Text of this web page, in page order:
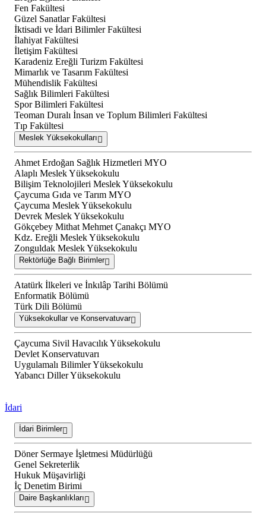
Fen Fakültesi
Güzel Sanatlar Fakültesi
İktisadi ve İdari Bilimler Fakültesi
İlahiyat Fakültesi
İletişim Fakültesi
Karadeniz Ereğli Turizm Fakültesi
Mimarlık ve Tasarım Fakültesi
Mühendislik Fakültesi
Sağlık Bilimleri Fakültesi
Spor Bilimleri Fakültesi
Teoman Duralı İnsan ve Toplum Bilimleri Fakültesi
Tıp Fakültesi
Meslek Yüksekokulları
Ahmet Erdoğan Sağlık Hizmetleri MYO
Alaplı Meslek Yüksekokulu
Bilişim Teknolojileri Meslek Yüksekokulu
Çaycuma Gıda ve Tarım MYO
Çaycuma Meslek Yüksekokulu
Devrek Meslek Yüksekokulu
Gökçebey Mithat Mehmet Çanakçı MYO
Kdz. Ereğli Meslek Yüksekokulu
Zonguldak Meslek Yüksekokulu
Rektörlüğe Bağlı Birimler
Atatürk İlkeleri ve İnkılâp Tarihi Bölümü
Enformatik Bölümü
Türk Dili Bölümü
Yüksekokullar ve Konservatuvar
Çaycuma Sivil Havacılık Yüksekokulu
Devlet Konservatuvarı
Uygulamalı Bilimler Yüksekokulu
Yabancı Diller Yüksekokulu
İdari
İdari Birimler
Döner Sermaye İşletmesi Müdürlüğü
Genel Sekreterlik
Hukuk Müşavirliği
İç Denetim Birimi
Daire Başkanlıkları